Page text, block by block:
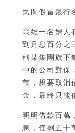
民間假冒銀行
高雄一名婦人
到月息百分之
稱某集團旗下
中的公司對保
萬，想要取消
金，最終只能
明明借款百萬
息，僅剩五十